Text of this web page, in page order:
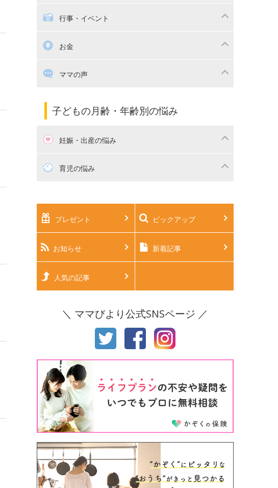
絵本
家族関係・夫婦関係
掃除
子供の服・ファッション
行事・イベント
漫画
出産祝い・内祝い
お金
住宅購入ママの声
子育てコラム
子どもの月齢・年齢別の悩み
妊娠・出産の悩み
妊活 育児の悩み
生後2ヶ月 生後3ヶ月
生後4ヶ月 生後5ヶ月
生後6ヶ月
生後11ヶ月
3才 4才
5才 6才
プレゼント ピックアップ
お知らせ 新着記事
人気の記事
＼ ママびより公式SNSページ ／